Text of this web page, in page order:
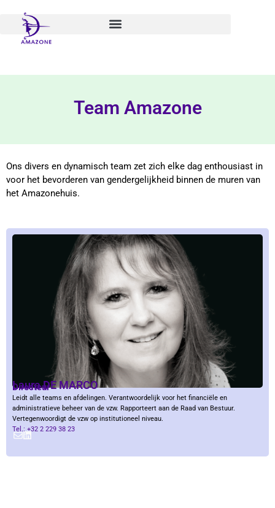
inhoud
Team Amazone
Ons divers en dynamisch team zet zich elke dag enthousiast in
voor het bevorderen van gendergelijkheid binnen de muren van
het Amazonehuis.
Laura DE MARCO
Directeur
Leidt alle teams en afdelingen. Verantwoordelijk voor het financiële en
administratieve beheer van de vzw. Rapporteert aan de Raad van Bestuur.
Vertegenwoordigt de vzw op institutioneel niveau.
Tel.: +32 2 229 38 23